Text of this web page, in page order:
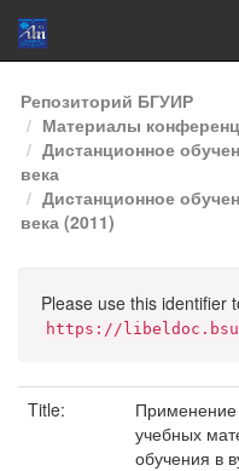
Skip
navigation
Репозиторий БГУИР
Материалы
Дистанционное
века
Дистанционное
века (2011)
Please use this identifier
https://
Title:
Применение
учебных
обучения в